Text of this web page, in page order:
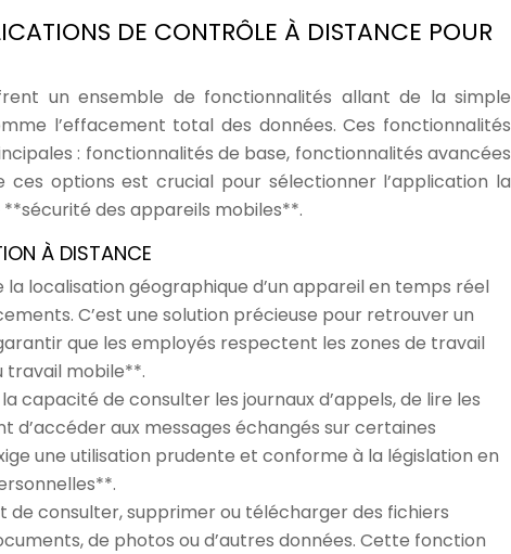
DE CONTRÔLE À DISTANCE POUR
un ensemble de fonctionnalités allant de la simple
l’effacement total des données. Ces fonctionnalités
: fonctionnalités de base, fonctionnalités avancées
options est crucial pour sélectionner l’application la
des appareils mobiles**.
À DISTANCE
la localisation géographique d’un appareil en temps réel
C’est une solution précieuse pour retrouver un
que les employés respectent les zones de travail
travail mobile**.
capacité de consulter les journaux d’appels, de lire les
d’accéder aux messages échangés sur certaines
une utilisation prudente et conforme à la législation en
de consulter, supprimer ou télécharger des fichiers
de photos ou d’autres données. Cette fonction